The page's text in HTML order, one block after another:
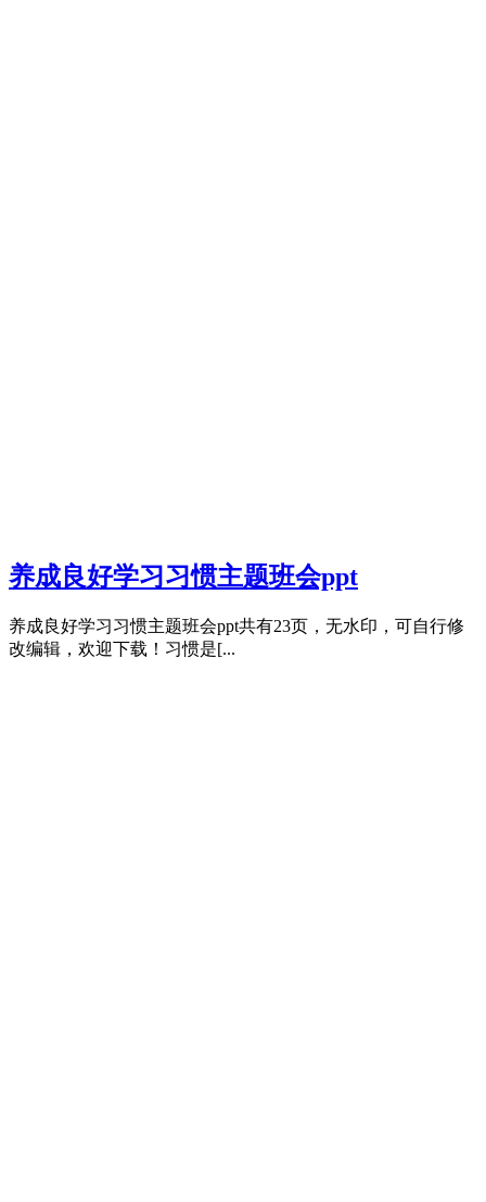
养成良好学习习惯主题班会ppt
养成良好学习习惯主题班会ppt共有23页，无水印，可自行修
改编辑，欢迎下载！习惯是[...